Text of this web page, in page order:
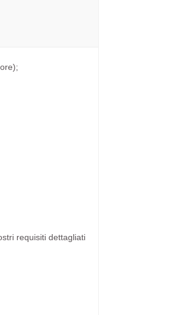
requisiti dettagliati